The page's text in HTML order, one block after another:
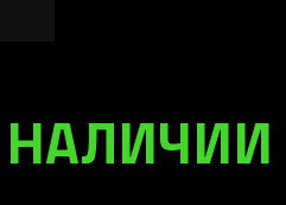
НАЛИЧИИ